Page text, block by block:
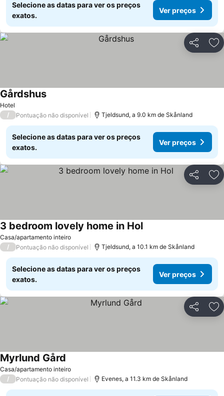
Selecione as datas para ver os preços
exatos.
Ver preços
Partilhar
Hotel
Gårdshus
/ Pontuação não disponível Tjeldsund, a 9.0 km de Skånland
Selecione as datas para ver os preços
exatos.
Ver preços
Partilhar
Casa/apartamento inteiro
3 bedroom lovely home in Hol
/ Pontuação não disponível Tjeldsund, a 10.1 km de Skånland
Selecione as datas para ver os preços
exatos.
Ver preços
Partilhar
Casa/apartamento inteiro
Myrlund Gård
/ Pontuação não disponível Evenes, a 11.3 km de Skånland